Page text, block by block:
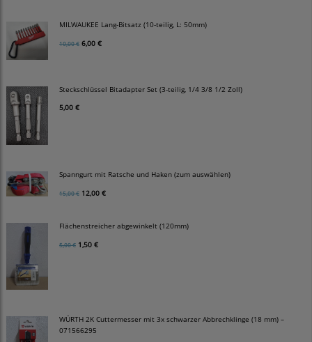
MILWAUKEE Lang-Bitsatz (10-teilig, L: 50mm)
10,00 € 6,00 €
Steckschlüssel Bitadapter Set (3-teilig, 1/4 3/8 1/2 Zoll)
5,00 €
Spanngurt mit Ratsche und Haken (zum auswählen)
15,00 € 12,00 €
Flächenstreicher abgewinkelt (120mm)
5,00 € 1,50 €
WÜRTH 2K Cuttermesser mit 3x schwarzer Abbrechklinge (18 mm) –
071566295